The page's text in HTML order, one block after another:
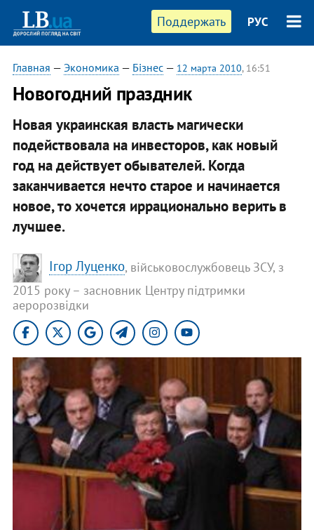
Поддержать РУС
Главная — Экономика — Бізнес— 12 марта 2010, 16:51
Новогодний праздник
Новая украинская власть магически
подействовала на инвесторов, как новый
год на действует обывателей. Когда
заканчивается нечто старое и начинается
новое, то хочется иррационально верить в
лучшее.
Ігор Луценко, військовослужбовець ЗСУ, з
2015 року – засновник Центру підтримки
аеророзвідки